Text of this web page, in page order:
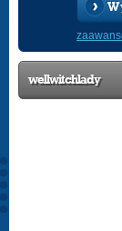
wellwitchlady